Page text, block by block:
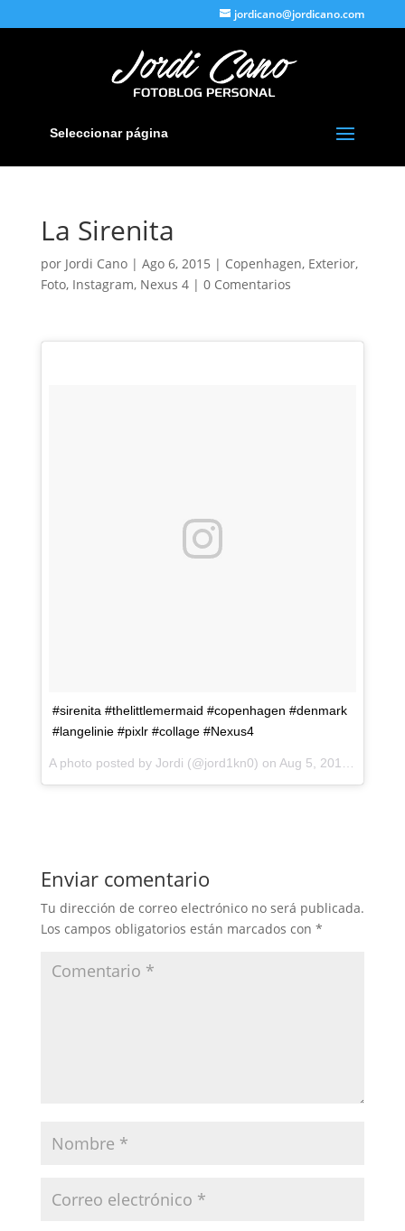
jordicano@jordicano.com
Seleccionar página
La Sirenita
por Jordi Cano| Ago 6, 2015 | Copenhagen, Exterior,
Foto, Instagram, Nexus 4| 0 Comentarios
#sirenita #thelittlemermaid #copenhagen #denmark
#langelinie #pixlr #collage #Nexus4
A photo posted by Jordi (@jord1kn0) on Aug 5, 2015 at 9:20am PDT
Enviar comentario
Tu dirección de correo electrónico no será publicada.
Los campos obligatorios están marcados con *